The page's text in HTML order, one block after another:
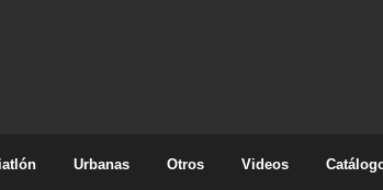
Urbanas Otros Videos